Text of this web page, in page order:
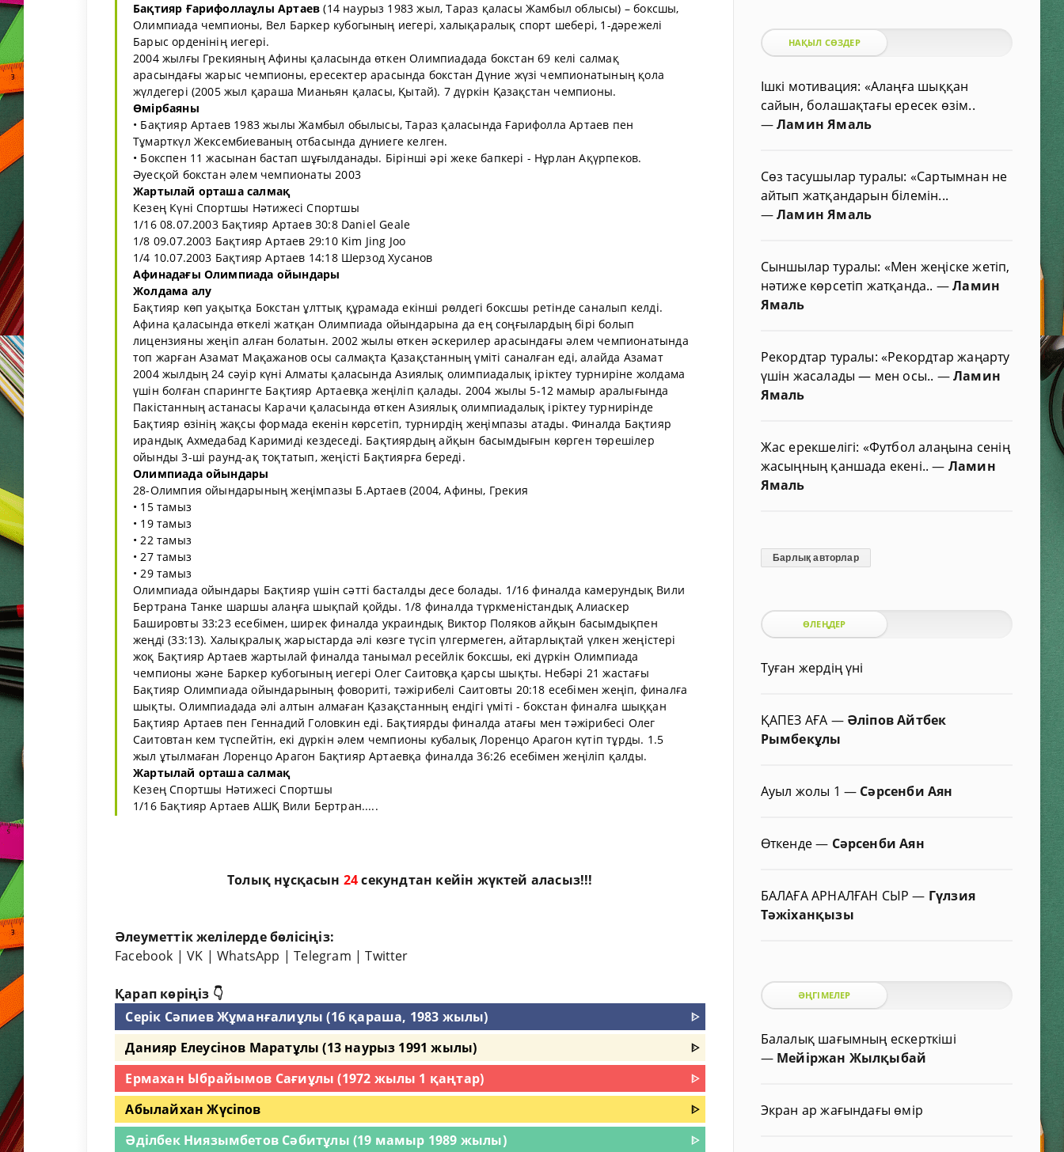
Бақтияр Ғарифоллаұлы Артаев (14 наурыз 1983 жыл, Тараз қаласы Жамбыл облысы) – боксшы,
Олимпиада чемпионы, Вел Баркер кубогының иегері, халықаралық спорт шебері, 1-дәрежелі
Барыс орденінің иегері.
2004 жылғы Грекияның Афины қаласында өткен Олимпиадада бокстан 69 келі салмақ
арасындағы жарыс чемпионы, ересектер арасында бокстан Дүние жүзі чемпионатының қола
жүлдегері (2005 жыл қараша Мианьян қаласы, Қытай). 7 дүркін Қазақстан чемпионы.
Өмірбаяны
• Бақтияр Артаев 1983 жылы Жамбыл обылысы, Тараз қаласында Ғарифолла Артаев пен
Тұмарткүл Жексембиеваның отбасында дүниеге келген.
• Бокспен 11 жасынан бастап шұғылданады. Бірінші әрі жеке бапкері - Нұрлан Ақүрпеков.
Әуесқой бокстан әлем чемпионаты 2003
Жартылай орташа салмақ
Кезең Күні Спортшы Нәтижесі Спортшы
1/16 08.07.2003 Бақтияр Артаев 30:8 Daniel Geale
1/8 09.07.2003 Бақтияр Артаев 29:10 Kim Jing Joo
1/4 10.07.2003 Бақтияр Артаев 14:18 Шерзод Хусанов
Афинадағы Олимпиада ойындары
Жолдама алу
Бақтияр көп уақытқа Бокстан ұлттық құрамада екінші рөлдегі боксшы ретінде саналып келді.
Афина қаласында өткелі жатқан Олимпиада ойындарына да ең соңғылардың бірі болып
лицензияны жеңіп алған болатын. 2002 жылы өткен әскерилер арасындағы әлем чемпионатында
топ жарған Азамат Мақажанов осы салмақта Қазақстанның үміті саналған еді, алайда Азамат
2004 жылдың 24 сәуір күні Алматы қаласында Азиялық олимпиадалық іріктеу турниріне жолдама
үшін болған спарингте Бақтияр Артаевқа жеңіліп қалады. 2004 жылы 5-12 мамыр аралығында
Пакістанның астанасы Карачи қаласында өткен Азиялық олимпиадалық іріктеу турнирінде
Бақтияр өзінің жақсы формада екенін көрсетіп, турнирдің жеңімпазы атады. Финалда Бақтияр
ирандық Ахмедабад Каримиді кездеседі. Бақтиярдың айқын басымдығын көрген төрешілер
ойынды 3-ші раунд-ақ тоқтатып, жеңісті Бақтиярға береді.
Олимпиада ойындары
28-Олимпия ойындарының жеңімпазы Б.Артаев (2004, Афины, Грекия
• 15 тамыз
• 19 тамыз
• 22 тамыз
• 27 тамыз
• 29 тамыз
Олимпиада ойындары Бақтияр үшін сәтті басталды десе болады. 1/16 финалда камерундық Вили
Бертрана Танке шаршы алаңға шықпай қойды. 1/8 финалда түркменістандық Алиаскер
Башировты 33:23 есебімен, ширек финалда украиндық Виктор Поляков айқын басымдықпен
жеңді (33:13). Халықралық жарыстарда әлі көзге түсіп үлгермеген, айтарлықтай үлкен жеңістері
жоқ Бақтияр Артаев жартылай финалда танымал ресейлік боксшы, екі дүркін Олимпиада
чемпионы және Баркер кубогының иегері Олег Саитовқа қарсы шықты. Небәрі 21 жастағы
Бақтияр Олимпиада ойындарының фовориті, тәжірибелі Саитовты 20:18 есебімен жеңіп, финалға
шықты. Олимпиадада әлі алтын алмаған Қазақстанның ендігі үміті - бокстан финалға шыққан
Бақтияр Артаев пен Геннадий Головкин еді. Бақтиярды финалда атағы мен тәжірибесі Олег
Саитовтан кем түспейтін, екі дүркін әлем чемпионы кубалық Лоренцо Арагон күтіп тұрды. 1.5
жыл ұтылмаған Лоренцо Арагон Бақтияр Артаевқа финалда 36:26 есебімен жеңіліп қалды.
Жартылай орташа салмақ
Кезең Спортшы Нәтижесі Спортшы
1/16 Бақтияр Артаев АШҚ Вили Бертран.....
Толық нұсқасын 23секундтан кейін жүктей аласыз!!!
Әлеуметтік желілерде бөлісіңіз:
Facebook |VK |WhatsApp |Telegram |Twitter
Қарап көріңіз 👇
Серік Сәпиев Жұманғалиұлы (16 қараша, 1983 жылы)
ᐈ
Данияр Елеусінов Маратұлы (13 наурыз 1991 жылы)
ᐈ
Ермахан Ыбрайымов Сағиұлы (1972 жылы 1 қаңтар)
ᐈ
Абылайхан Жүсіпов
ᐈ
Әділбек Ниязымбетов Сәбитұлы (19 мамыр 1989 жылы)
ᐈ
НАҚЫЛ СӨЗДЕР
Ішкі мотивация: «Алаңға шыққан
сайын, болашақтағы ересек өзім..
—Ламин Ямаль
Сөз тасушылар туралы: «Сартымнан не
айтып жатқандарын білемін...
—Ламин Ямаль
Сыншылар туралы: «Мен жеңіске жетіп,
нәтиже көрсетіп жатқанда.. —Ламин
Ямаль
Рекордтар туралы: «Рекордтар жаңарту
үшін жасалады — мен осы.. —Ламин
Ямаль
Жас ерекшелігі: «Футбол алаңына сенің
жасыңның қаншада екені..— Ламин
Ямаль
Барлық авторлар
ӨЛЕҢДЕР
Туған жердің үні
ҚАПЕЗ АҒА — Әліпов Айтбек
Рымбекұлы
Ауыл жолы 1 — Сәрсенби Аян
Өткенде— Сәрсенби Аян
БАЛАҒА АРНАЛҒАН СЫР— Гүлзия
Тәжіханқызы
ӘҢГІМЕЛЕР
Балалық шағымның ескерткіші
— Мейіржан Жылқыбай
Экран ар жағындағы өмір